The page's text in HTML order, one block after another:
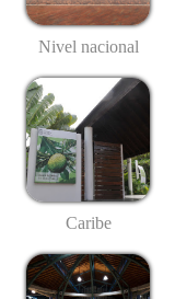
Nivel nacional
Caribe